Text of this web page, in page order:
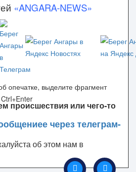
«ANGARA-NEWS»
происшествия или чего-то
об этом нам в
опечатке, выделите фрагмент